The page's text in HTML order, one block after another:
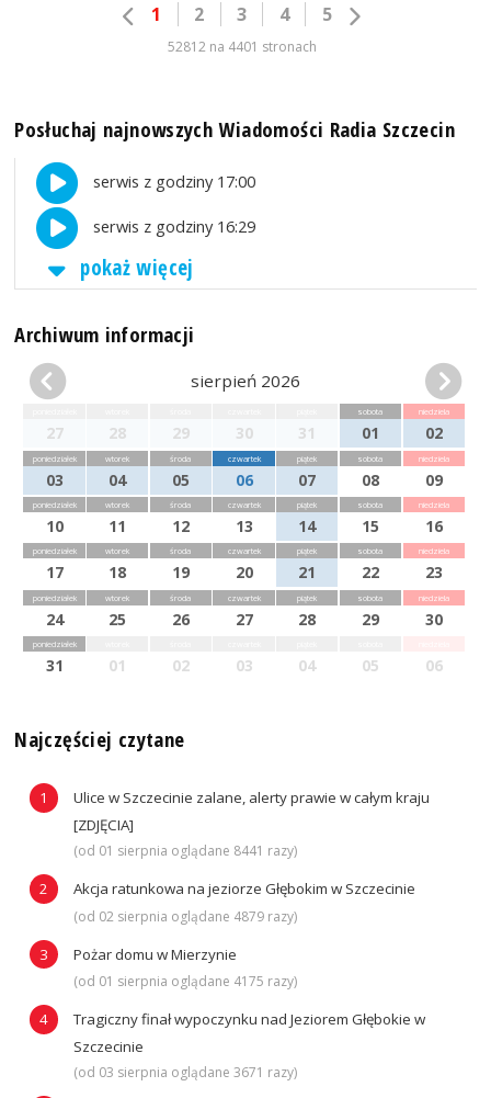
1 2 3 4 5
52812 na 4401 stronach
Posłuchaj najnowszych Wiadomości Radia Szczecin
serwis z godziny 17:00
serwis z godziny 16:29
pokaż więcej
Archiwum informacji
sierpień 2026
27 28 29 30 31
sobota
01
niedziela
02
poniedziałek
03
wtorek
04
środa
05
czwartek
06
piątek
07
sobota
08
niedziela
09
poniedziałek
10
wtorek
11
środa
12
czwartek
13
piątek
14
sobota
15
niedziela
16
poniedziałek
17
wtorek
18
środa
19
czwartek
20
piątek
21
sobota
22
niedziela
23
poniedziałek
24
wtorek
25
środa
26
czwartek
27
piątek
28
sobota
29
niedziela
30
poniedziałek
31 01 02 03 04 05 06
Najczęściej czytane
Ulice w Szczecinie zalane, alerty prawie w całym kraju
[ZDJĘCIA]
(od 01 sierpnia oglądane 8441 razy)
Akcja ratunkowa na jeziorze Głębokim w Szczecinie
(od 02 sierpnia oglądane 4879 razy)
Pożar domu w Mierzynie
(od 01 sierpnia oglądane 4175 razy)
Tragiczny finał wypoczynku nad Jeziorem Głębokie w
Szczecinie
(od 03 sierpnia oglądane 3671 razy)